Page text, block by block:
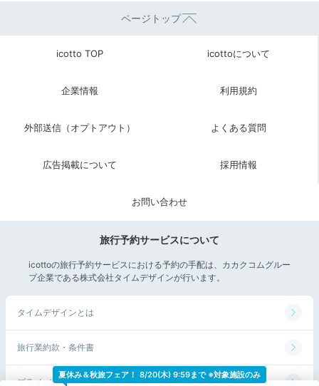
個室の「凪」か部屋食での和朝食。アジやサンマなど5
ています。朝日できらめく海を眺めながらゆっくり味わ
って。
rumi.kirakira
夏休み＆秋旅フェア！ 8/20(木) 9:59まで ※対象施設のみ
ページトップ
icotto TOP icottoについて
企業情報 利用規約
外部送信（オプトアウト） よくある質問
広告掲載について 採用情報
お問い合わせ
旅行予約サービスについて
icottoの旅行予約サービスにおける予約の手配は、カカクコムグルー
プ企業である株式会社タイムデザインが行います。
タイムデザインとは
旅行業約款・条件書
プライバシーポリシー